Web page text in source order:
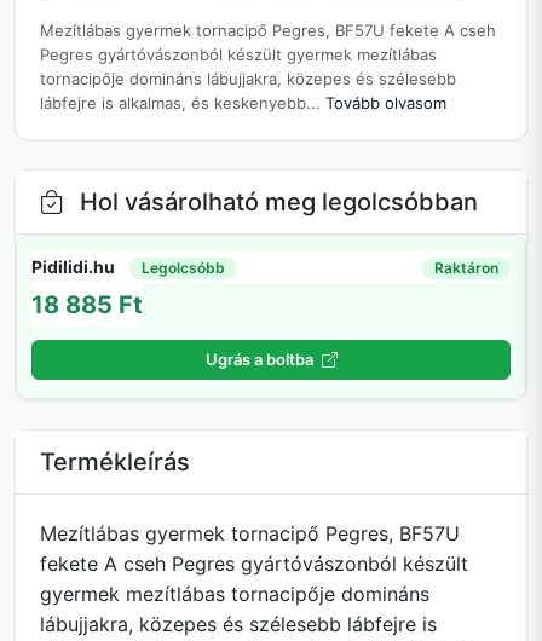
Mezítlábas gyermek tornacipő Pegres, BF57U fekete A cseh
Pegres gyártóvászonból készült gyermek mezítlábas
tornacipője domináns lábujjakra, közepes és szélesebb
lábfejre is alkalmas, és keskenyebb... Tovább olvasom
Hol vásárolható meg legolcsóbban
Pidilidi.hu Legolcsóbb Raktáron
18 885 Ft
Ugrás a boltba
Termékleírás
Mezítlábas gyermek tornacipő Pegres, BF57U
fekete A cseh Pegres gyártóvászonból készült
gyermek mezítlábas tornacipője domináns
lábujjakra, közepes és szélesebb lábfejre is